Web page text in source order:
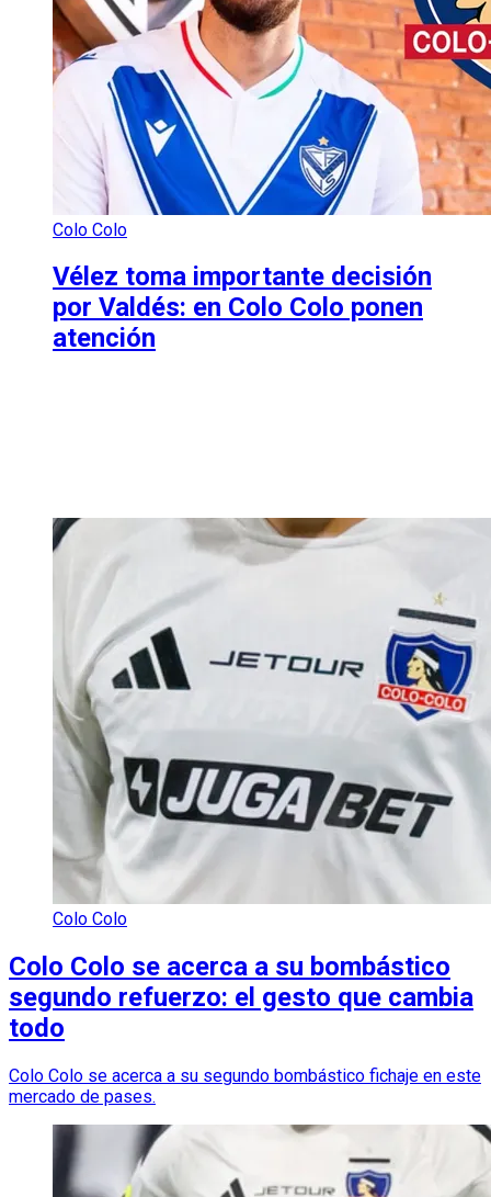
Colo Colo
Vélez toma importante decisión
por Valdés: en Colo Colo ponen
atención
Colo Colo
Colo Colo se acerca a su bombástico
segundo refuerzo: el gesto que cambia
todo
Colo Colo se acerca a su segundo bombástico fichaje en este
mercado de pases.